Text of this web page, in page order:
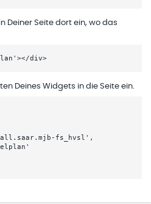
Deiner Seite dort ein, wo das
div>
Deines Widgets in die Seite ein.
fs_hvsl',